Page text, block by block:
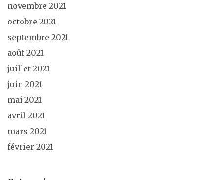
novembre 2021
octobre 2021
septembre 2021
août 2021
juillet 2021
juin 2021
mai 2021
avril 2021
mars 2021
février 2021